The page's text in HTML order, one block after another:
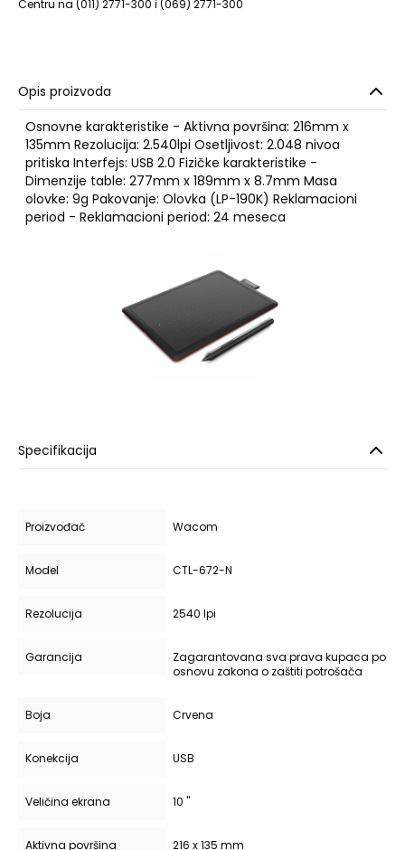
Centru na (011) 2771-300 i (069) 2771-300
Opis proizvoda
Osnovne karakteristike - Aktivna površina: 216mm x
135mm Rezolucija: 2.540lpi Osetljivost: 2.048 nivoa
pritiska Interfejs: USB 2.0 Fizičke karakteristike -
Dimenzije table: 277mm x 189mm x 8.7mm Masa
olovke: 9g Pakovanje: Olovka (LP-190K) Reklamacioni
period - Reklamacioni period: 24 meseca
Specifikacija
Proizvođač Wacom
Model CTL-672-N
Rezolucija 2540 lpi
Garancija
Zagarantovana sva prava kupaca po
osnovu zakona o zaštiti potrošača
Boja Crvena
Konekcija USB
Veličina ekrana 10 "
Aktivna površina 216 x 135 mm